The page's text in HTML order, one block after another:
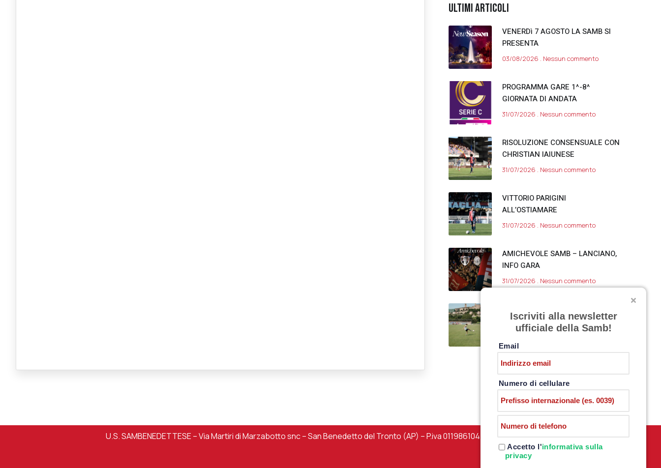
ULTIMI ARTICOLI
VENERDì 7 AGOSTO LA SAMB SI
PRESENTA
03/08/2026 Nessun commento
PROGRAMMA GARE 1^-8^
GIORNATA DI ANDATA
31/07/2026 Nessun commento
RISOLUZIONE CONSENSUALE CON
CHRISTIAN IAIUNESE
31/07/2026 Nessun commento
VITTORIO PARIGINI
ALL’OSTIAMARE
31/07/2026 Nessun commento
AMICHEVOLE SAMB – LANCIANO,
INFO GARA
31/07/2026 Nessun commento
30/07/2026Nessun commento
U.S. SAMBENEDETTESE – Via Martiri di Marzabotto snc – San Benedetto del Tronto (AP) – P.iva 01198610444 – PRIVACY POLICY
Iscriviti alla newsletter
ufficiale della Samb!
Email
Numero di cellulare
Accetto l'informativa sulla
privacy